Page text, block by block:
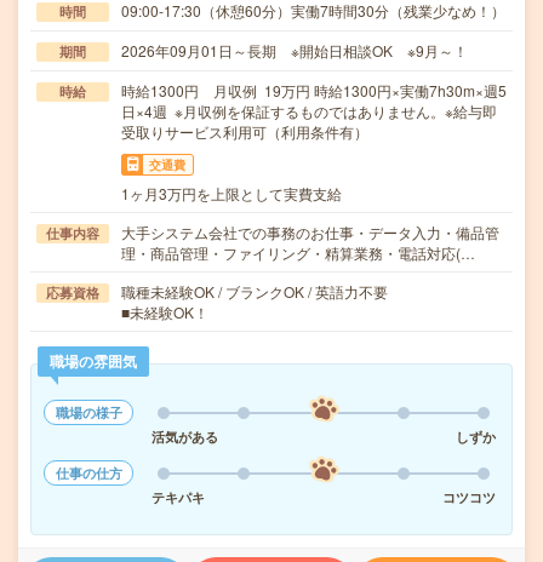
時間 09:00-17:30（休憩60分）実働7時間30分（残業少なめ！）
期間 2026年09月01日～長期 ※開始日相談OK ※9月～！
時給
時給1300円 月収例 19万円 時給1300円×実働7h30m×週5
日×4週 ※月収例を保証するものではありません。※給与即
受取りサービス利用可（利用条件有）
交通費
1ヶ月3万円を上限として実費支給
仕事内容
大手システム会社での事務のお仕事・データ入力・備品管
理・商品管理・ファイリング・精算業務・電話対応(…
応募資格
職種未経験OK / ブランクOK / 英語力不要
■未経験OK！
職場の雰囲気
職場の様子
活気がある
しずか
仕事の仕方
テキパキ
コツコツ